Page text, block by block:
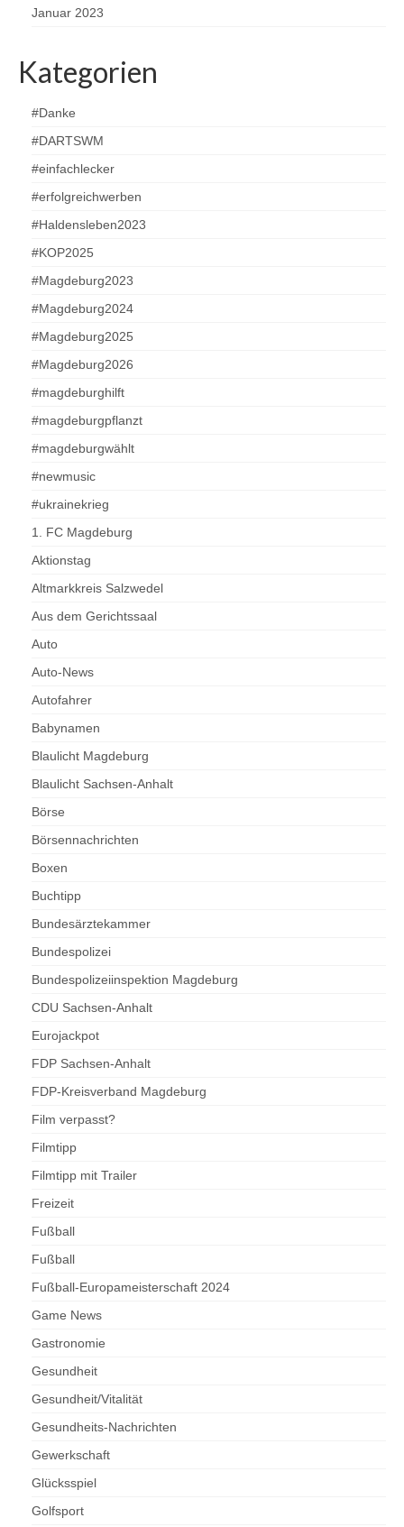
Januar 2023
Kategorien
#Danke
#DARTSWM
#einfachlecker
#erfolgreichwerben
#Haldensleben2023
#KOP2025
#Magdeburg2023
#Magdeburg2024
#Magdeburg2025
#Magdeburg2026
#magdeburghilft
#magdeburgpflanzt
#magdeburgwählt
#newmusic
#ukrainekrieg
1. FC Magdeburg
Aktionstag
Altmarkkreis Salzwedel
Aus dem Gerichtssaal
Auto
Auto-News
Autofahrer
Babynamen
Blaulicht Magdeburg
Blaulicht Sachsen-Anhalt
Börse
Börsennachrichten
Boxen
Buchtipp
Bundesärztekammer
Bundespolizei
Bundespolizeiinspektion Magdeburg
CDU Sachsen-Anhalt
Eurojackpot
FDP Sachsen-Anhalt
FDP-Kreisverband Magdeburg
Film verpasst?
Filmtipp
Filmtipp mit Trailer
Freizeit
Fußball
Fußball
Fußball-Europameisterschaft 2024
Game News
Gastronomie
Gesundheit
Gesundheit/Vitalität
Gesundheits-Nachrichten
Gewerkschaft
Glücksspiel
Golfsport